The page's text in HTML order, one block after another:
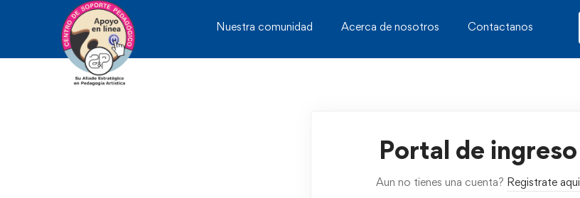
Nuestra comunidad Acerca de nosotros Contactanos
Portal de ingreso
Aun no tienes una cuenta? Registrate aqui